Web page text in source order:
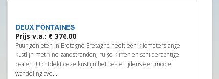
DEUX FONTAINES
Prijs v.a.: € 376.00
Puur genieten in Bretagne Bretagne heeft een kilometerslange
kustlijn met fijne zandstranden, ruige kliffen en schilderachtige
baaien. U ontdekt deze kustlijn het beste tijdens een mooie
wandeling ove...